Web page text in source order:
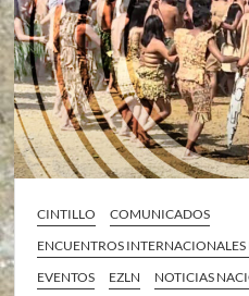
CINTILLO
COMUNICADOS
ENCUENTROS INTERNACIONALES
EVENTOS
EZLN NOTICIAS